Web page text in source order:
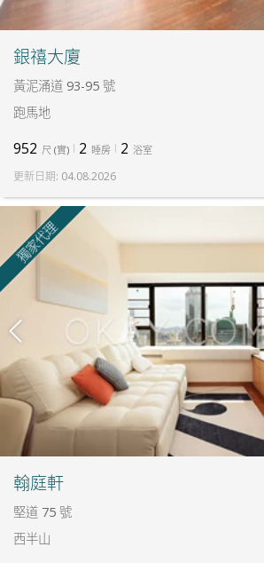
銀禧大廈
黃泥涌道 93-95 號
跑馬地
952 尺 (實) 2 睡房 2 浴室
更新日期: 04.08.2026
翰庭軒
堅道 75 號
西半山
獨家代理